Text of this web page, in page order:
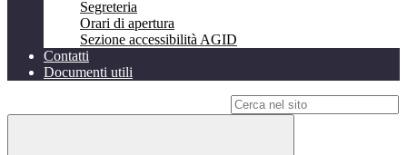
Segreteria
Orari di apertura
Sezione accessibilità AGID
Contatti
Documenti utili